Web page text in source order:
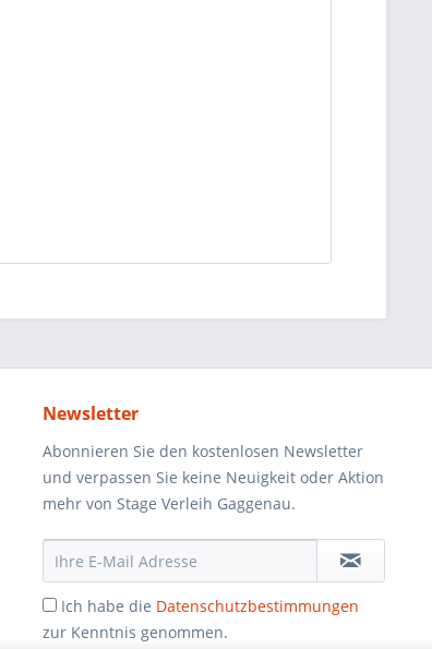
Newsletter
Abonnieren Sie den kostenlosen Newsletter
und verpassen Sie keine Neuigkeit oder Aktion
mehr von Stage Verleih Gaggenau.
Ich habe die Datenschutzbestimmungen
zur Kenntnis genommen.